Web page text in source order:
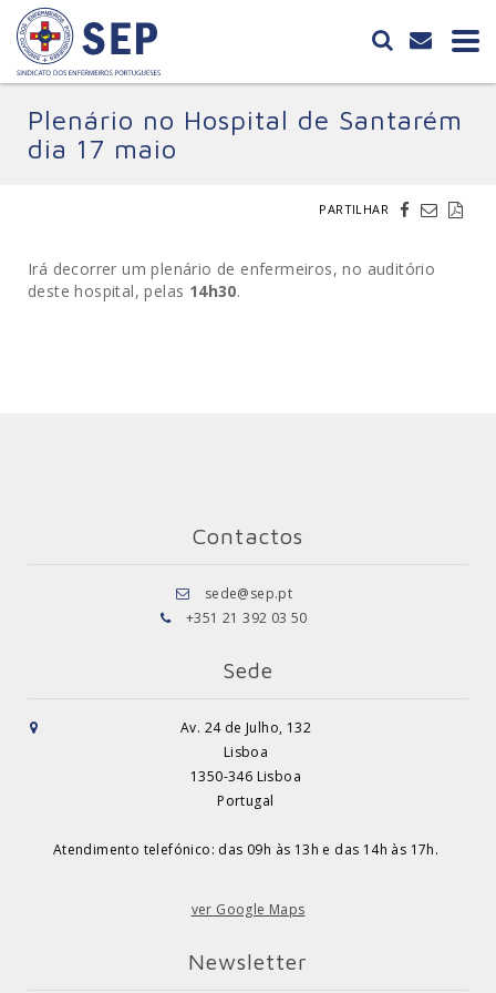
Plenário no Hospital de Santarém
dia 17 maio
PARTILHAR
Irá decorrer um plenário de enfermeiros, no auditório
deste hospital, pelas 14h30.
Contactos
sede@sep.pt
+351 21 392 03 50
Sede
Av. 24 de Julho, 132
Lisboa
1350-346 Lisboa
Portugal
Atendimento telefónico: das 09h às 13h e das 14h às 17h.
ver Google Maps
Newsletter